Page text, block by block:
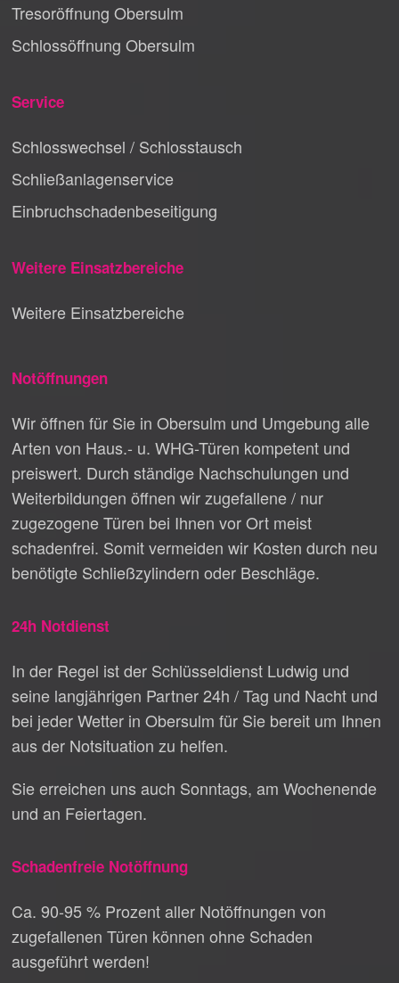
Tresoröffnung Obersulm
Schlossöffnung Obersulm
Service
Schlosswechsel / Schlosstausch
Schließanlagenservice
Einbruchschadenbeseitigung
Weitere Einsatzbereiche
Weitere Einsatzbereiche
Notöffnungen
Wir öffnen für Sie in Obersulm und Umgebung alle
Arten von Haus.- u. WHG-Türen kompetent und
preiswert. Durch ständige Nachschulungen und
Weiterbildungen öffnen wir zugefallene / nur
zugezogene Türen bei Ihnen vor Ort meist
schadenfrei. Somit vermeiden wir Kosten durch neu
benötigte Schließzylindern oder Beschläge.
24h Notdienst
In der Regel ist der Schlüsseldienst Ludwig und
seine langjährigen Partner 24h / Tag und Nacht und
bei jeder Wetter in Obersulm für Sie bereit um Ihnen
aus der Notsituation zu helfen.
Sie erreichen uns auch Sonntags, am Wochenende
und an Feiertagen.
Schadenfreie Notöffnung
Ca. 90-95 % Prozent aller Notöffnungen von
zugefallenen Türen können ohne Schaden
ausgeführt werden!